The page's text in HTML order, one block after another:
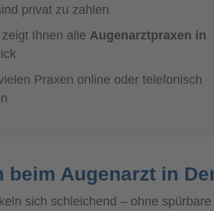
privat zu zahlen
Ihnen alle Augenarztpraxen in
Praxen online oder telefonisch
beim Augenarzt in
sich schleichend – ohne